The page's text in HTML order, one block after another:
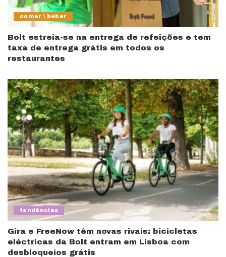
comer \ beber
Bolt estreia-se na entrega de refeições e tem
taxa de entrega grátis em todos os
restaurantes
tendências
Gira e FreeNow têm novas rivais: bicicletas
eléctricas da Bolt entram em Lisboa com
desbloqueios grátis